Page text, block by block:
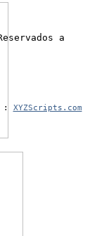
a
: XYZScripts.com